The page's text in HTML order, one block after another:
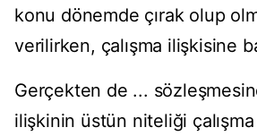
konu dönemde çırak olup
verilirken, çalışma ilişkisine
Gerçekten de ...
ilişkinin üstün niteliği